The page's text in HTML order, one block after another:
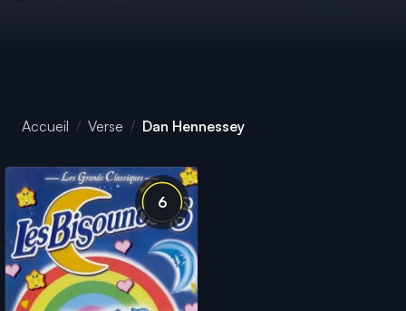
Accueil Verse Dan Hennessey
6